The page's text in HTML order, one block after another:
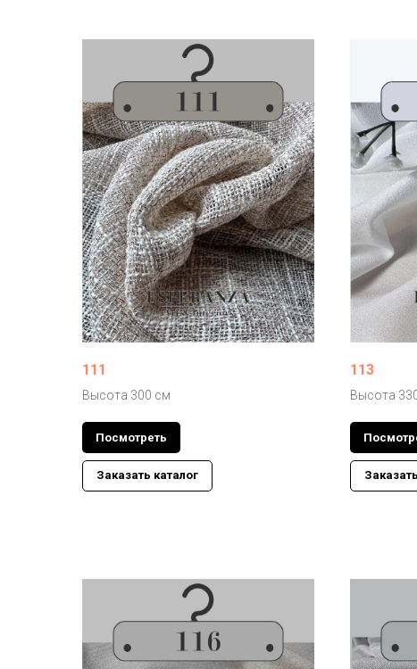
111
Высота 300 см
Посмотреть
Заказать каталог
113
Высота